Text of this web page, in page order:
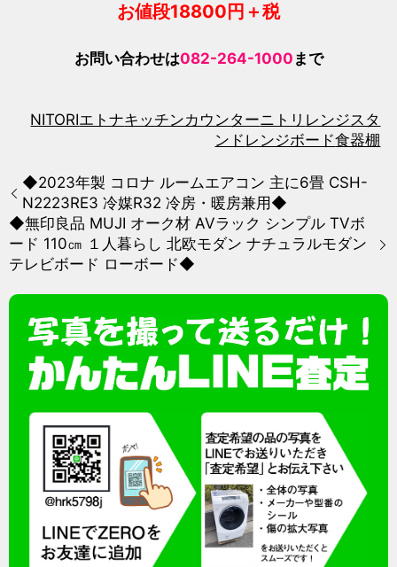
お値段18800 円＋税
お問い合わせは082-264-1000 まで
NITORIエトナキッチンカウンターニトリ レンジスタ
ンド レンジボード食器棚
◆2023年製 コロナ ルームエアコン 主に6畳 CSH-
N2223RE3 冷媒R32 冷房・暖房兼用◆
◆無印良品 MUJI オーク材 AVラック シンプル TVボ
ード 110㎝ １人暮らし 北欧モダン ナチュラルモダン
テレビボード ローボード◆